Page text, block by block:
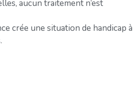
aucun traitement n‘est
crée une situation de handicap à